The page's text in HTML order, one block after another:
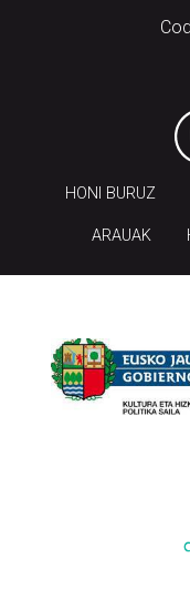
ARAUAK